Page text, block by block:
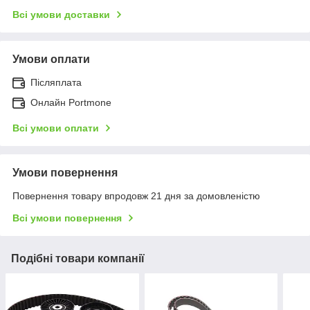
Всі умови доставки
Умови оплати
Післяплата
Онлайн Portmone
Всі умови оплати
Умови повернення
Повернення товару впродовж 21 дня за домовленістю
Всі умови повернення
Подібні товари компанії